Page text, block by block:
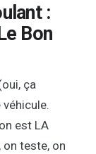
:
Bon
ça
est LA
teste, on